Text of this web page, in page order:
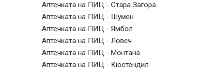
Аптечката на ПИЦ - Стара Загора
Аптечката на ПИЦ - Шумен
Аптечката на ПИЦ - Ямбол
Аптечката на ПИЦ - Ловеч
Аптечката на ПИЦ - Монтана
Аптечката на ПИЦ - Кюстендил